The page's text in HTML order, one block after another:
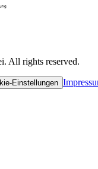
All rights reserved.
Einstellungen